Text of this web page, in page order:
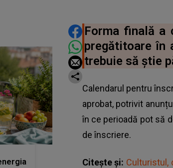
DISTRIBUIE
Forma finală a
pregătitoare în
trebuie să știe
Calendarul pentru
aprobat, potrivit
în ce perioadă pot să
de înscriere.
Citește și: Culturistul,